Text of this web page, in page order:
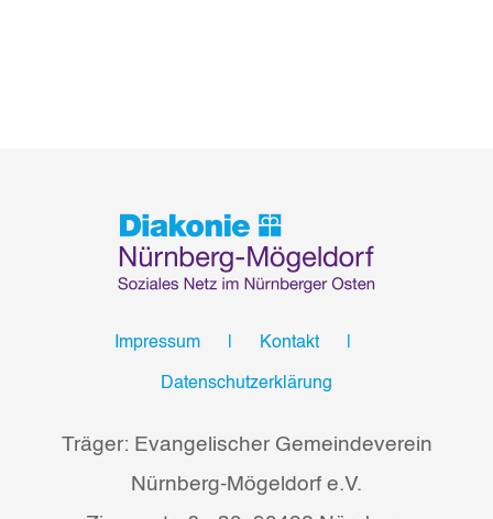
Impressum Kontakt
Datenschutzerklärung
Träger: Evangelischer Gemeindeverein
Nürnberg-Mögeldorf e.V.